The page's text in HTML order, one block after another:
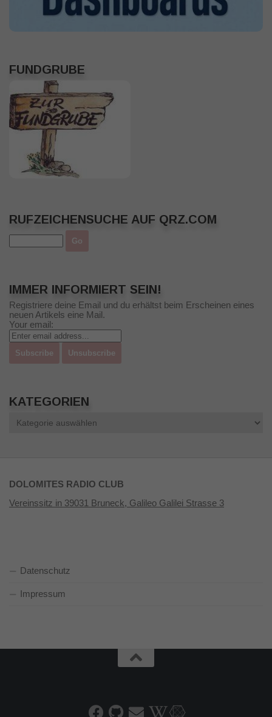
FUNDGRUBE
RUFZEICHENSUCHE AUF QRZ.COM
IMMER INFORMIERT SEIN!
Registriere deine Email und du erhältst beim Erscheinen eines
neuen Artikels eine Mail.
Your email:
KATEGORIEN
DOLOMITES RADIO CLUB
Vereinssitz in 39031 Bruneck, Galileo Galilei Strasse 3
Datenschutz
Impressum